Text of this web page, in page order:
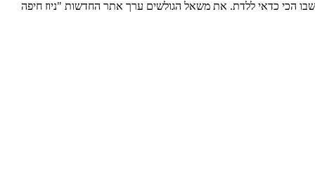
הכי כדאי ללדת. את משאל הגולשים ערך אתר החדשות "ניוז חיפה